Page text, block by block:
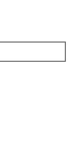
を飼い主さんに聞